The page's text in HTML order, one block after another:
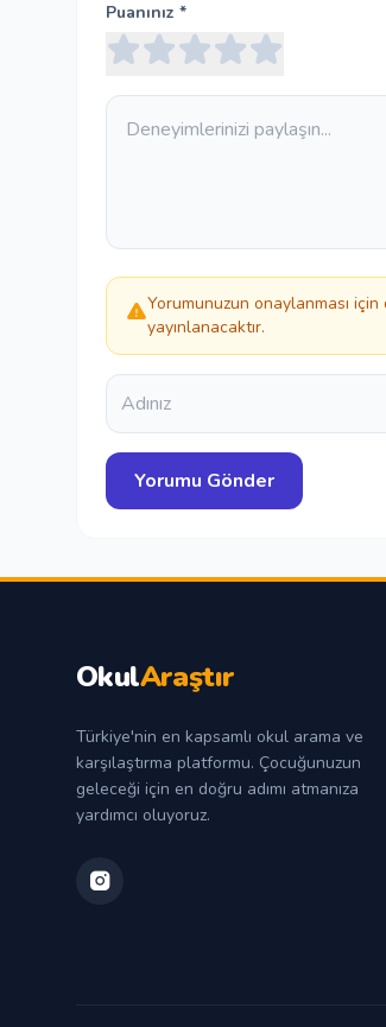
Puanınız *
Yorumunuzun onaylanması
yayınlanacaktır.
OkulAraştır
Türkiye'nin en kapsamlı okul arama ve
karşılaştırma platformu. Çocuğunuzun
geleceği için en doğru adımı atmanıza
yardımcı oluyoruz.